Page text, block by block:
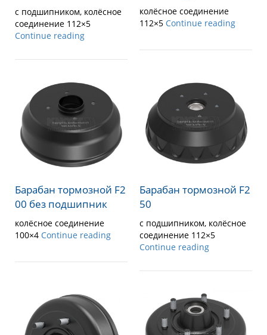
с подшипником, колёсное
соединение 112×5
Continue reading
колёсное соединение
112×5 Continue reading
Барабан тормозной F2
00 без подшипник
колёсное соединение
100×4 Continue reading
Барабан тормозной F2
50
с подшипником, колёсное
соединение 112×5
Continue reading